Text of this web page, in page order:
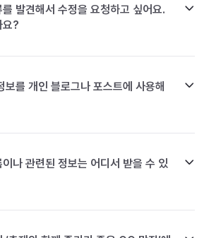
발견해서 수정을 요청하고 싶어요.
요?
보를 개인 블로그나 포스트에 사용해
나 관련된 정보는 어디서 받을 수 있